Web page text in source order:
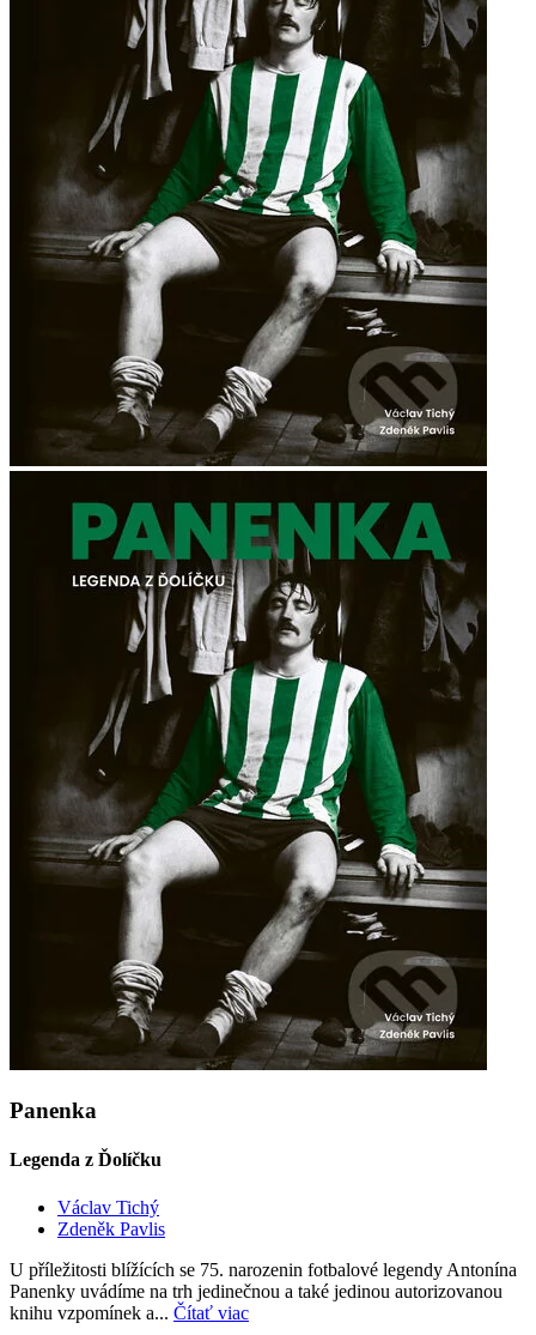
Panenka
Legenda z Ďolíčku
Václav Tichý
Zdeněk Pavlis
U příležitosti blížících se 75. narozenin fotbalové legendy Antonína
Panenky uvádíme na trh jedinečnou a také jedinou autorizovanou
knihu vzpomínek a... Čítať viac